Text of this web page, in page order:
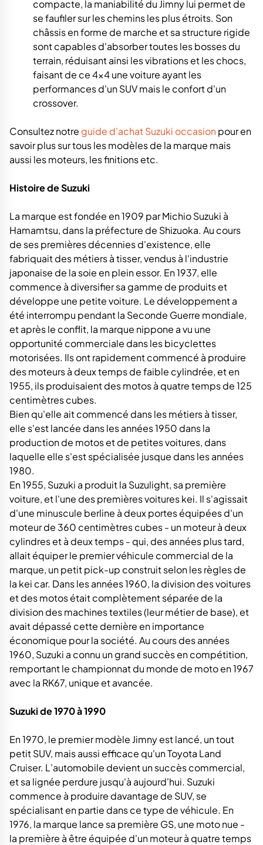
compacte, la maniabilité du Jimny lui permet de
se faufiler sur les chemins les plus étroits. Son
châssis en forme de marche et sa structure rigide
sont capables d'absorber toutes les bosses du
terrain, réduisant ainsi les vibrations et les chocs,
faisant de ce 4×4 une voiture ayant les
performances d'un SUV mais le confort d'un
crossover.
Consultez notre guide d'achat Suzuki occasionpour en
savoir plus sur tous les modèles de la marque mais
aussi les moteurs, les finitions etc.
Histoire de Suzuki
La marque est fondée en 1909 par Michio Suzuki à
Hamamtsu, dans la préfecture de Shizuoka. Au cours
de ses premières décennies d'existence, elle
fabriquait des métiers à tisser, vendus à l'industrie
japonaise de la soie en plein essor. En 1937, elle
commence à diversifier sa gamme de produits et
développe une petite voiture. Le développement a
été interrompu pendant la Seconde Guerre mondiale,
et après le conflit, la marque nippone a vu une
opportunité commerciale dans les bicyclettes
motorisées. Ils ont rapidement commencé à produire
des moteurs à deux temps de faible cylindrée, et en
1955, ils produisaient des motos à quatre temps de 125
centimètres cubes.
Bien qu'elle ait commencé dans les métiers à tisser,
elle s'est lancée dans les années 1950 dans la
production de motos et de petites voitures, dans
laquelle elle s'est spécialisée jusque dans les années
1980.
En 1955, Suzuki a produit la Suzulight, sa première
voiture, et l'une des premières voitures kei. Il s'agissait
d'une minuscule berline à deux portes équipées d'un
moteur de 360 centimètres cubes - un moteur à deux
cylindres et à deux temps - qui, des années plus tard,
allait équiper le premier véhicule commercial de la
marque, un petit pick-up construit selon les règles de
la kei car. Dans les années 1960, la division des voitures
et des motos était complètement séparée de la
division des machines textiles (leur métier de base), et
avait dépassé cette dernière en importance
économique pour la société. Au cours des années
1960, Suzuki a connu un grand succès en compétition,
remportant le championnat du monde de moto en 1967
avec la RK67, unique et avancée.
Suzuki de 1970 à 1990
En 1970, le premier modèle Jimny est lancé, un tout
petit SUV, mais aussi efficace qu'un Toyota Land
Cruiser. L’automobile devient un succès commercial,
et sa lignée perdure jusqu'à aujourd'hui. Suzuki
commence à produire davantage de SUV, se
spécialisant en partie dans ce type de véhicule. En
1976, la marque lance sa première GS, une moto nue -
la première à être équipée d'un moteur à quatre temps